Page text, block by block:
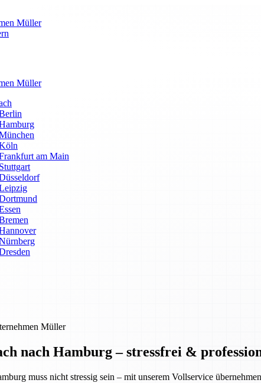
Müller
Müller
am Main
Müller
nach Hamburg – stressfrei &
muss nicht stressig sein – mit unserem Vollservice